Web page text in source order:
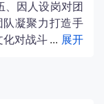
、因人设岗对团
凝聚力打造手
化对战斗